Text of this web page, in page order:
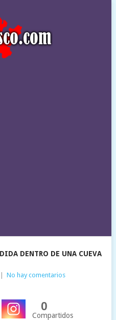
DENTRO DE UNA CUEVA
No hay comentarios
0
Compartidos